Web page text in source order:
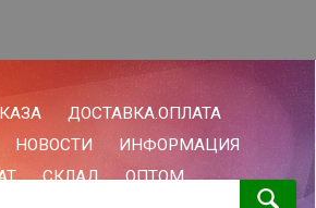
ДОСТАВКА.ОПЛАТА
НОВОСТИ
ИНФОРМАЦИЯ
СКЛАД ОПТОМ